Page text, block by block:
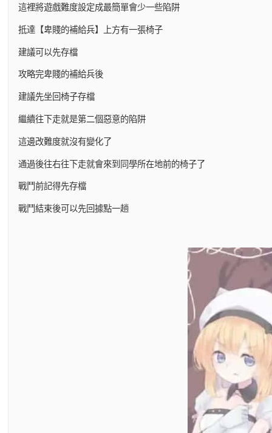
這裡將遊戲難度設定成最簡單會少一些陷阱
抵達【卑賤的補給兵】上方有一張椅子
建議可以先存檔
攻略完卑賤的補給兵後
建議先坐回椅子存檔
繼續往下走就是第二個惡意的陷阱
這邊改難度就沒有變化了
通過後往右往下走就會來到同學所在地前的椅子了
戰鬥前記得先存檔
戰鬥結束後可以先回據點一趟